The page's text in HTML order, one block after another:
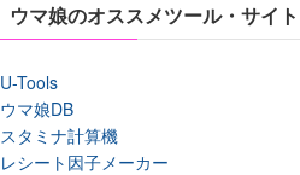
ウマ娘のオススメツール・サイト
U-Tools
ウマ娘DB
スタミナ計算機
レシート因子メーカー